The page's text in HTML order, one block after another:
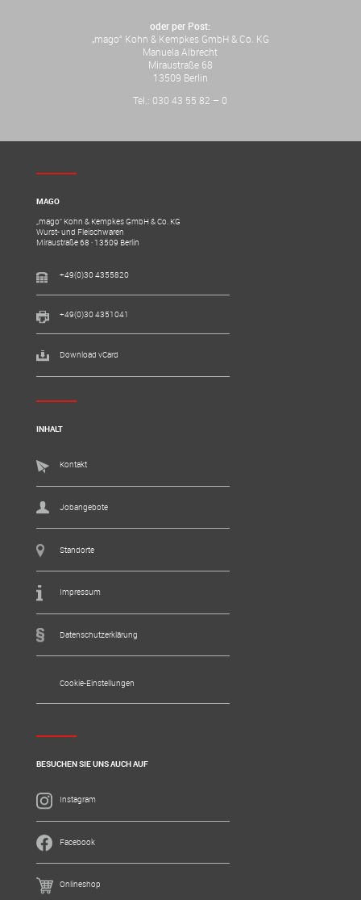
oder per Post:
„mago“ Kohn & Kempkes GmbH & Co. KG
Manuela Albrecht
Miraustraße 68
13509 Berlin
Tel.: 030 43 55 82 – 0
MAGO
„mago“ Kohn & Kempkes GmbH & Co. KG
Wurst- und Fleischwaren
Miraustraße 68 · 13509 Berlin
+49(0)30 4355820
+49(0)30 4351041
Download vCard
INHALT
Kontakt
Jobangebote
Standorte
Impressum
Datenschutzerklärung
Cookie-Einstellungen
BESUCHEN SIE UNS AUCH AUF
Instagram
Facebook
Onlineshop